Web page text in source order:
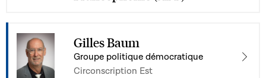
Gilles Baum
Groupe politique démocratique
Circonscription Est